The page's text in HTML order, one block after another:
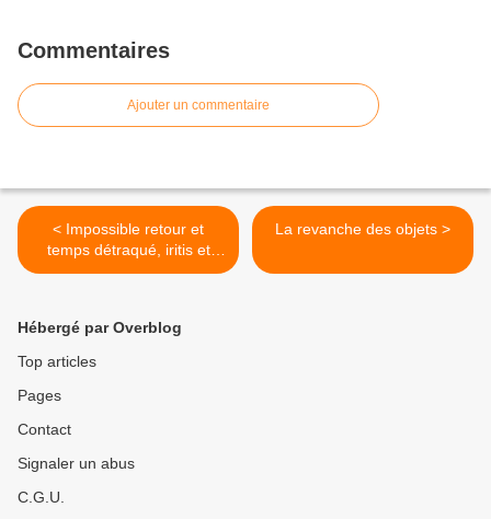
Commentaires
Ajouter un commentaire
< Impossible retour et
temps détraqué, iritis et
syphilis, casa Roja et
La revanche des objets >
Hébergé par Overblog
Top articles
Pages
Contact
Signaler un abus
C.G.U.